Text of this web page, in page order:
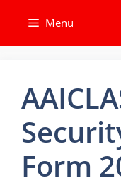
content
Menu
Form